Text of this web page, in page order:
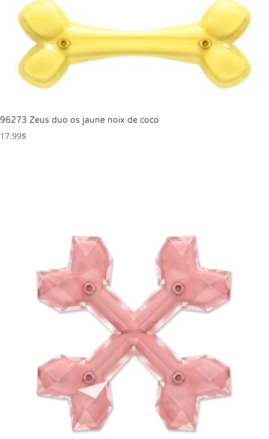
96273 Zeus duo os jaune noix de coco
17.99$